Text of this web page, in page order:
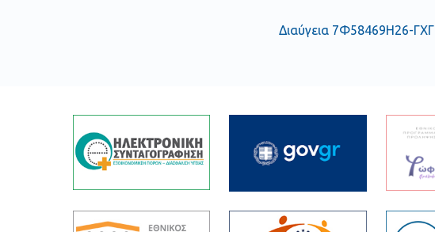
Διαύγεια 7Φ58469Η26-ΓΧΓ